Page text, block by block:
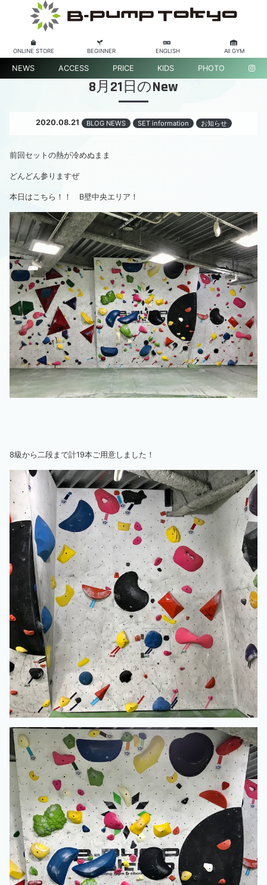
ONLINE STORE BEGINNER ENGLISH All GYM
NEWS ACCESS PRICE KIDS PHOTO
8月21日のNew
2020.08.21 BLOG NEWS SET information お知らせ
前回セットの熱が冷めぬまま
どんどん参りますぜ
本日はこちら！！ B壁中央エリア！
8級から二段まで計19本ご用意しました！